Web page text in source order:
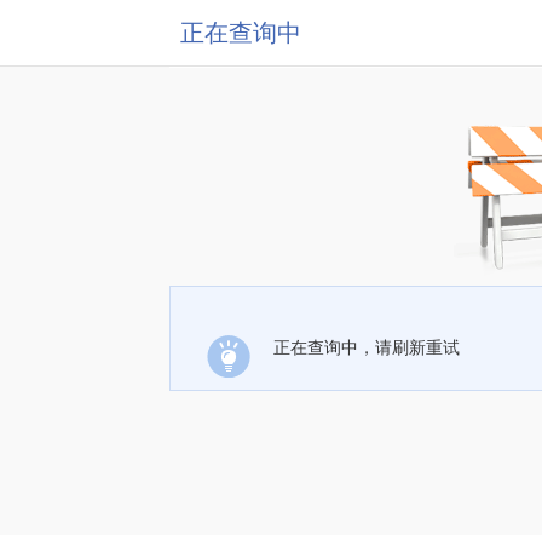
正在查询中
正在查询中，请刷新重试